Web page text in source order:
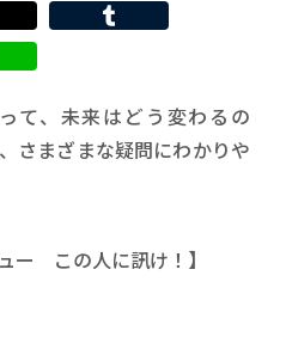
て、未来はどう変わるの
さまざまな疑問にわかりや
ー この人に訊け！】